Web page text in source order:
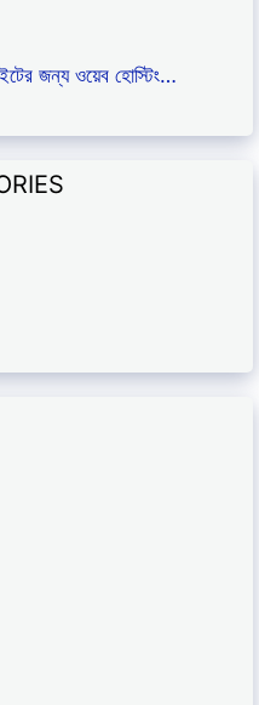
জন্য ওয়েব হোস্টিং…